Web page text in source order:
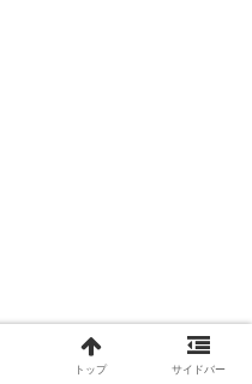
ぐ関連ページ
トップ サイドバー